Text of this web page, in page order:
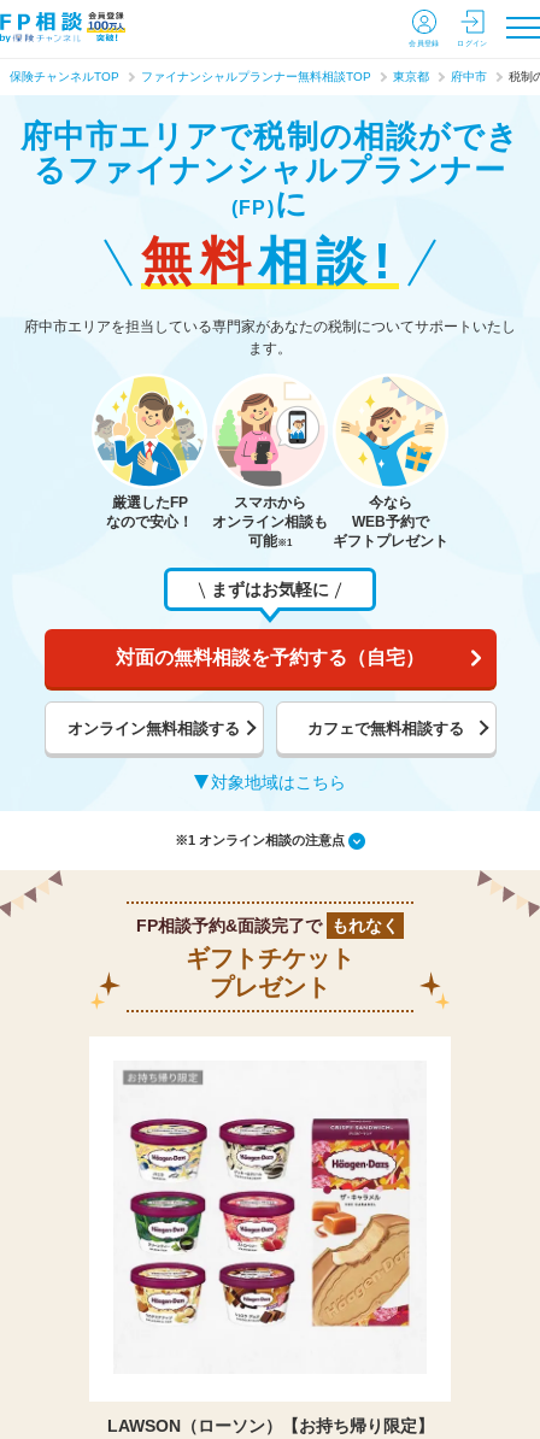
会員登録 ログイン
保険チャンネルTOP ファイナンシャルプランナー無料相談TOP 東京都 府中市 税制
府中市エリアで税制の相談ができ
る ファイナンシャルプランナー
(FP)に
無料相談!
府中市エリアを担当している専門家があなたの税制についてサポートいたし
ます。
厳選したFP
なので安心！
スマホから
オンライン相談も
可能※1
今なら
WEB予約で
ギフトプレゼント
まずはお気軽に
対面の無料相談を予約する（自宅）
オンライン無料相談する カフェで無料相談する
対象地域はこちら
※1 オンライン相談の注意点
FP相談予約&面談完了で もれなく
ギフトチケット
プレゼント
LAWSON（ローソン）【お持ち帰り限定】